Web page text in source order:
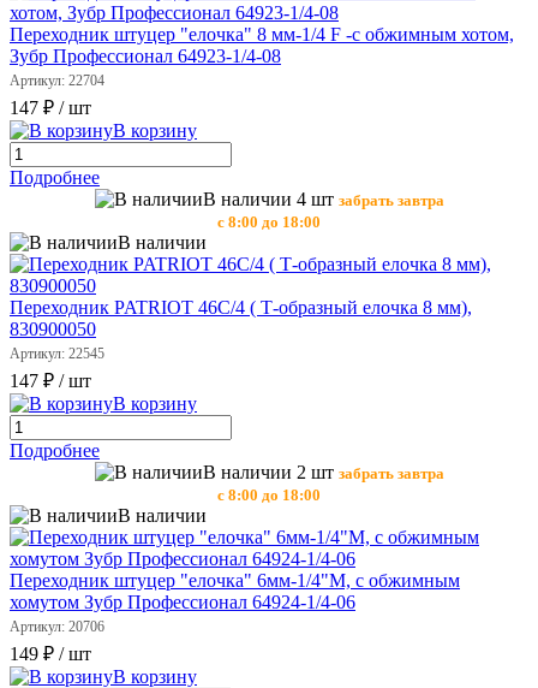
Переходник штуцер "елочка" 8 мм-1/4 F -с обжимным хотом,
Зубр Профессионал 64923-1/4-08
Артикул: 22704
147 ₽ / шт
В корзину
Подробнее
В наличии 4 шт забрать завтра
с 8:00 до 18:00
В наличии
Переходник PATRIOT 46C/4 ( Т-образный елочка 8 мм),
830900050
Артикул: 22545
147 ₽ / шт
В корзину
Подробнее
В наличии 2 шт забрать завтра
с 8:00 до 18:00
В наличии
Переходник штуцер "елочка" 6мм-1/4"М, с обжимным
хомутом Зубр Профессионал 64924-1/4-06
Артикул: 20706
149 ₽ / шт
В корзину